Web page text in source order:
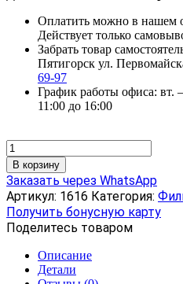
Оплатить можно в нашем
Действует только
Забрать товар
Пятигорск ул.
69-97
График работы офиса: вт.
11:00 до 16:00
Количество
товара
Картридж
для
фильтров
«АРГО-
К»,
МК»,
«Водолей»
В корзину
Заказать через WhatsApp
Артикул: 1616 Категория:
Получить бонусную карту
Поделитесь товаром
Описание
Детали